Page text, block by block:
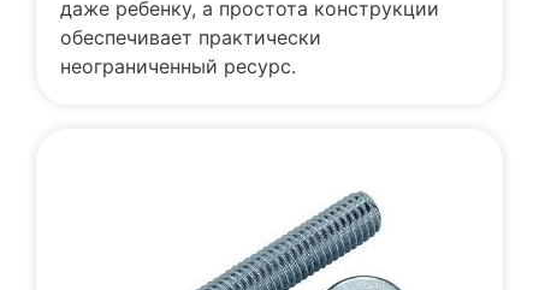
даже ребенку, а простота конструкции
обеспечивает практически
неограниченный ресурс.